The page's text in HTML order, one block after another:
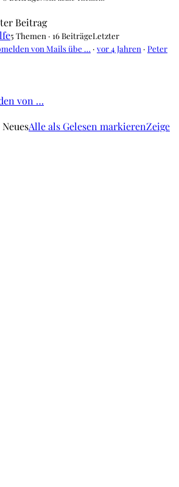
Beitrag
5 Themen · 16 BeiträgeLetzter
von Mails übe … · vor 4 Jahren · Peter
von …
Alle als Gelesen markierenZeige